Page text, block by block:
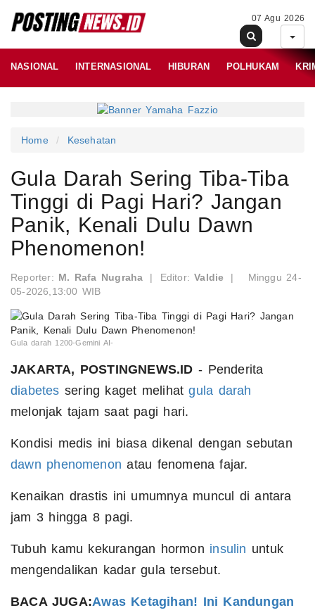
07 Agu 2026
NASIONAL INTERNASIONAL HIBURAN POLHUKAM
Home Kesehatan
Gula Darah Sering Tiba-Tiba
Tinggi di Pagi Hari? Jangan
Panik, Kenali Dulu Dawn
Phenomenon!
Reporter: M. Rafa Nugraha | Editor:Valdie |
Minggu 24-
05-2026,13:00 WIB
Gula darah 1200-Gemini AI-
JAKARTA, POSTINGNEWS.ID - Penderita
diabetes sering kaget melihatgula darah
melonjak tajam saat pagi hari.
Kondisi medis ini biasa dikenal dengan sebutan
dawn phenomenon atau fenomena fajar.
Kenaikan drastis ini umumnya muncul di antara
jam 3 hingga 8 pagi.
Tubuh kamu kekurangan hormon insulin untuk
mengendalikan kadar gula tersebut.
BACA JUGA:Awas Ketagihan! Ini Kandungan